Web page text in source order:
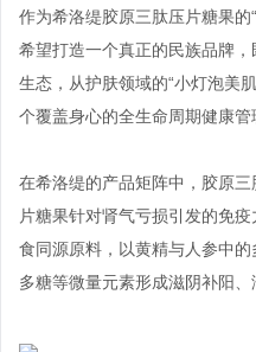
作为希洛缇胶原三肽压片糖果
希望打造一个真正的民族品牌
生态，从护肤领域的“小灯泡美
个覆盖身心的全生命周期健康管
在希洛缇的产品矩阵中，胶原
片糖果针对肾气亏损引发的免
食同源原料，以黄精与人参中
多糖等微量元素形成滋阴补阳